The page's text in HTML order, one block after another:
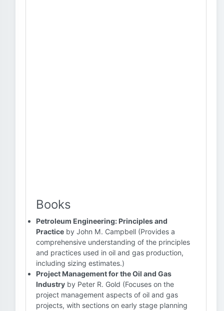
Books
Petroleum Engineering: Principles and
Practice by John M. Campbell (Provides a
comprehensive understanding of the principles
and practices used in oil and gas production,
including sizing estimates.)
Project Management for the Oil and Gas
Industry by Peter R. Gold (Focuses on the
project management aspects of oil and gas
projects, with sections on early stage planning